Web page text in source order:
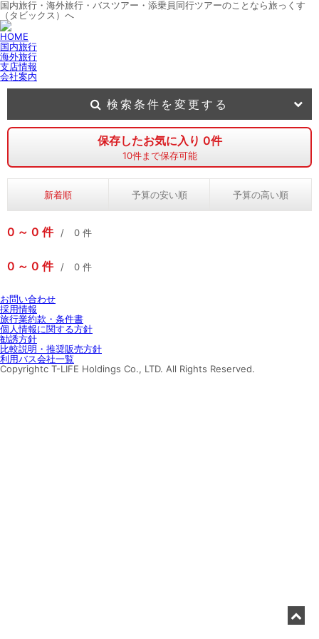
国内旅行・海外旅行・バスツアー・添乗員同行ツアーのことなら旅っくす
（タビックス）へ
HOME
国内旅行
海外旅行
支店情報
会社案内
保存したお気に入り 0件
10件まで保存可能
新着順 予算の安い順 予算の高い順
0 0 件 0 件
0 0 件 0 件
検索条件を変更する
お問い合わせ
採用情報
旅行業約款・条件書
個人情報に関する方針
勧誘方針
比較説明・推奨販売方針
利用バス会社一覧
Copyrightc T-LIFE Holdings Co., LTD. All Rights Reserved.